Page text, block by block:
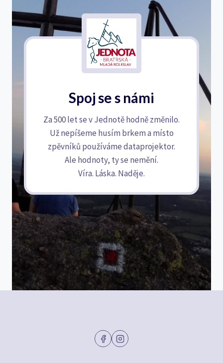
Spoj se s námi
Za 500 let se v Jednotě hodně změnilo.
Už nepíšeme husím brkem a místo
zpěvníků používáme dataprojektor.
Ale hodnoty, ty se nemění.
Víra. Láska. Naděje.